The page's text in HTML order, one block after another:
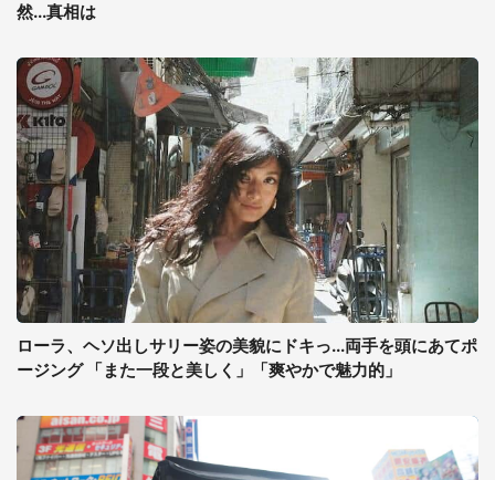
然...真相は
ローラ、ヘソ出しサリー姿の美貌にドキっ...両手を頭にあてポ
ージング 「また一段と美しく」「爽やかで魅力的」